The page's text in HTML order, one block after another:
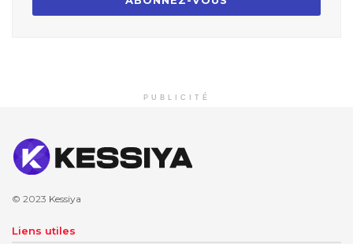
PUBLICITÉ
© 2023 Kessiya
Liens utiles